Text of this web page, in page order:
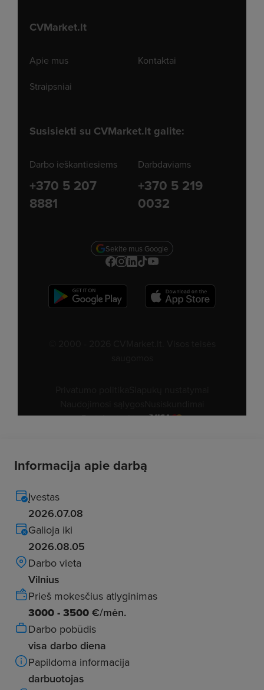
Informacija apie darbą
Įvestas
2026.07.08
Galioja iki
2026.08.05
Darbo vieta
Vilnius
Prieš mokesčius atlyginimas
3000 - 3500 €/mėn.
Darbo pobūdis
visa darbo diena
Papildoma informacija
darbuotojas